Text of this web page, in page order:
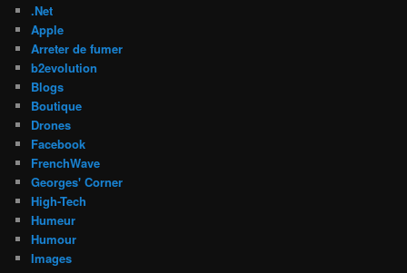
.Net
Apple
Arreter de fumer
b2evolution
Blogs
Boutique
Drones
Facebook
FrenchWave
Georges' Corner
High-Tech
Humeur
Humour
Images